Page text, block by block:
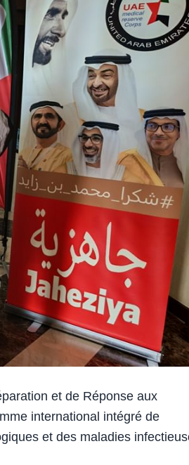
et de Réponse aux
international intégré de
et des maladies